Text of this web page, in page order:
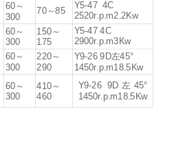
60～
300
70～85
Y5-47 4C
2520r.p.m2.2Kw
60～
300
150～
175
Y5-47 4C
2900r.p.m3Kw
60～
300
220～
290
Y9-26 9D左45°
1450r.p.m18.5Kw
60～
300
410～
460
Y9-26 9D左45°
1450r.p.m18.5Kw